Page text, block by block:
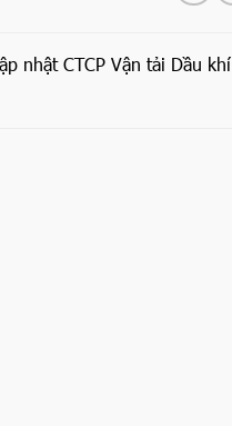
nhật CTCP Vận tải Dầu khí